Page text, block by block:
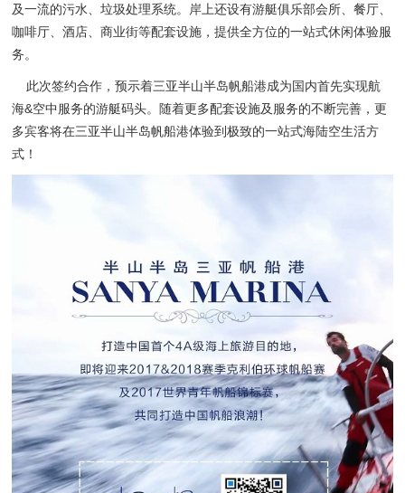
及一流的污水、垃圾处理系统。岸上还设有游艇俱乐部会所、餐厅、
咖啡厅、酒店、商业街等配套设施，提供全方位的一站式休闲体验服
务。
此次签约合作，预示着三亚半山半岛帆船港成为国内首先实现航
海&空中服务的游艇码头。随着更多配套设施及服务的不断完善，更
多宾客将在三亚半山半岛帆船港体验到极致的一站式海陆空生活方
式！